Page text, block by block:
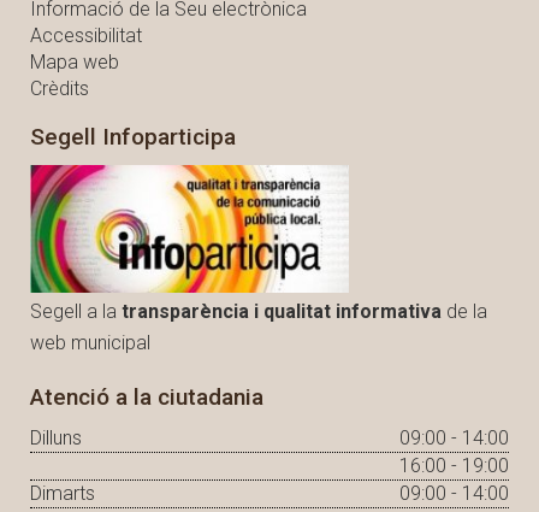
Informació de la Seu electrònica
Accessibilitat
Mapa web
Crèdits
Segell Infoparticipa
Segell a la transparència i qualitat informativa de la
web municipal
Atenció a la ciutadania
Dilluns
09:00 - 14:00
16:00 - 19:00
Dimarts
09:00 - 14:00